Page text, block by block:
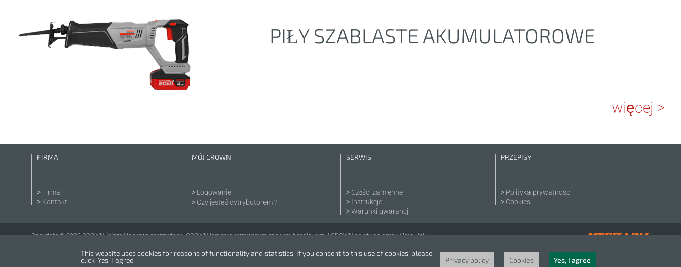
PIŁY SZABLASTE AKUMULATOROWE
więcej >
FIRMA
Firma
Kontakt
MÓJ CROWN
Logowanie
Czy jesteś dytrybutorem ?
SERWIS
Części zamienne
Instrukcje
Warunki gwarancji
PRZEPISY
Polityka prywatności
Cookies
Copyright © 2023 CROWN. Wszelkie prawa zastrzeżone. CROWN jest zarejestrowanym znakiem handlowym. | CROWN należy do grupy Merit Link.
nopCommerce
This website uses cookies for reasons of functionality and statistics. If you consent to this use of cookies, please
click 'Yes, I agree'.
Privacy policy Cookies Yes, I agree